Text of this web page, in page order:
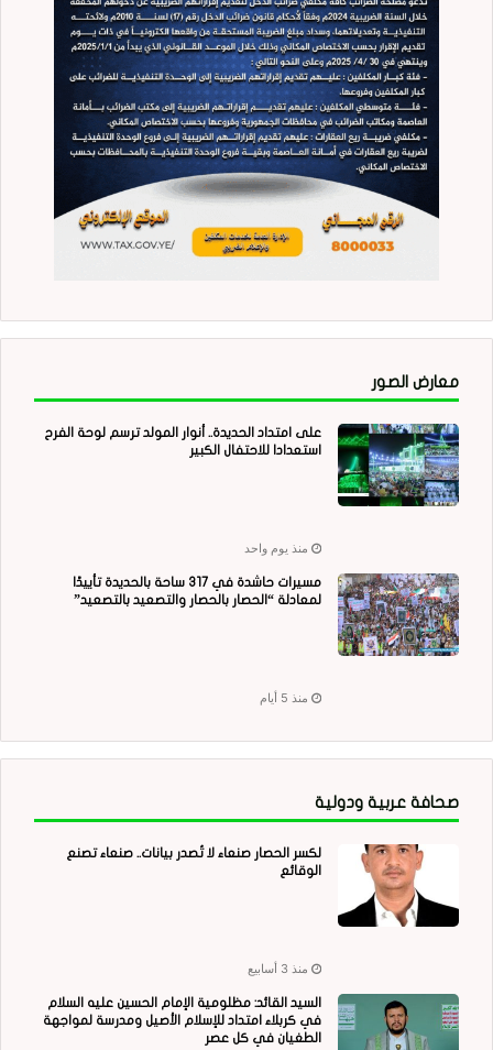
معارض الصور
على امتداد الحديدة.. أنوار المولد ترسم لوحة الفرح
استعدادا للاحتفال الكبير
منذ يوم واحد
مسيرات حاشدة في 317 ساحة بالحديدة تأييدًا
لمعادلة “الحصار بالحصار والتصعيد بالتصعيد”
منذ 5 أيام
صحافة عربية ودولية
لكسر الحصار صنعاء لا تُصدر بيانات.. صنعاء تصنع
الوقائع
منذ 3 أسابيع
السيد القائد: مظلومية الإمام الحسين عليه السلام
في كربلاء امتداد للإسلام الأصيل ومدرسة لمواجهة
الطغيان في كل عصر